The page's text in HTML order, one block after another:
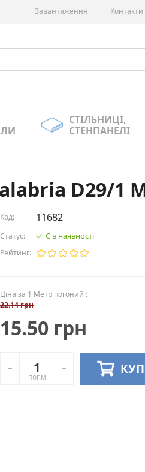
Завантаження Контакти
СТІЛЬНИЦІ,
СТЕНПАНЕЛІ
D29/1
Код: 11682
Статус: Є в наявності
Рейтинг:
Ціна за 1 Метр погоний :
22.14 грн
15.50 грн
пог.м